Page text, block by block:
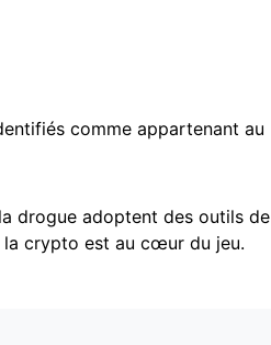
comme appartenant au
drogue adoptent des outils de
la crypto est au cœur du jeu.